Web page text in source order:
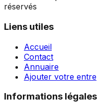
réservés
Liens utiles
Accueil
Contact
Annuaire
Ajouter votre
Informations légales